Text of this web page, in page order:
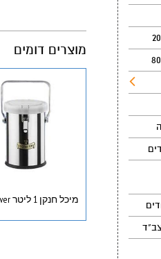
מוצרים דומים
מיכל חנקן 1 ליטר 1L Dewer